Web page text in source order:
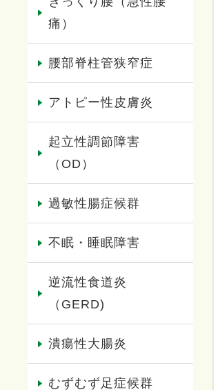
痛）
腰部脊柱管狭窄症
アトピー性皮膚炎
起立性調節障害
（OD）
過敏性腸症候群
不眠・睡眠障害
逆流性食道炎
（GERD)
潰瘍性大腸炎
むずむず足症候群